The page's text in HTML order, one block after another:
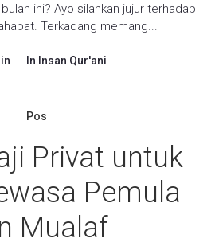
ini? Ayo silahkan jujur terhadap
Terkadang memang...
In Insan Qur'ani
Pos
Privat untuk
Pemula
Mualaf